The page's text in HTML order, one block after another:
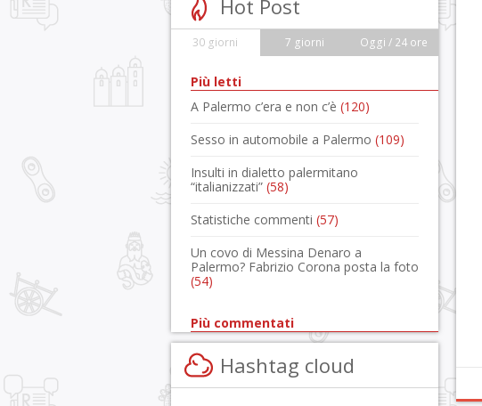
Hot Post
30 giorni 7 giorni Oggi / 24 ore
Più letti
A Palermo c’era e non c’è (120)
Sesso in automobile a Palermo (109)
Insulti in dialetto palermitano
“italianizzati” (58)
Statistiche commenti (57)
Un covo di Messina Denaro a
Palermo? Fabrizio Corona posta la foto
(54)
Più commentati
Hashtag cloud